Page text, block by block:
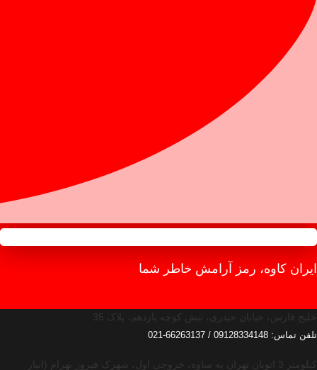
ایران کاوه، رمز آرامش خاطر شما
خلیج فارس، خیابان حیدری، نبش کوچه یازدهم، پلاک 35
تلفن تماس: 09128334148 / 66263137-021
کیلومتر 3 اتوبان تهران به ساوه، خروجی اول، شهرک فیروز بهرام (انبار